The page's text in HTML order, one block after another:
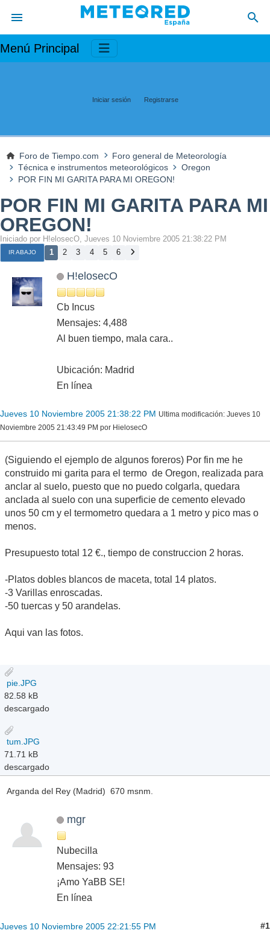
Menú Principal
Iniciar sesión Registrarse
Foro de Tiempo.com
Foro general de Meteorología
Técnica e instrumentos meteorológicos
Oregon
POR FIN MI GARITA PARA MI OREGON!
POR FIN MI GARITA PARA MI
OREGON!
Iniciado por H!elosecO, Jueves 10 Noviembre 2005 21:38:22 PM
IR ABAJO 1 2 3 4 5 6
H!elosecO
Cb Incus
Mensajes: 4,488
Al buen tiempo, mala cara..
Ubicación: Madrid
En línea
Jueves 10 Noviembre 2005 21:38:22 PM Ultima modificación: Jueves 10
Noviembre 2005 21:43:49 PM por HielosecO
(Siguiendo el ejemplo de algunos foreros) Por fin me he
construido mi garita para el termo de Oregon, realizada para
anclar al suelo, puesto que no puedo colgarla, quedara
anclada al suelo con una superficie de cemento elevado
unos 50 cm y el termometro quedara a 1 metro y pico mas o
menos.
Presupuesto total 12 €., tiempo de construccion 2 horas.
-Platos dobles blancos de maceta, total 14 platos.
-3 Varillas enroscadas.
-50 tuercas y 50 arandelas.
Aqui van las fotos.
pie.JPG
82.58 kB
descargado
tum.JPG
71.71 kB
descargado
Arganda del Rey (Madrid) 670 msnm.
mgr
Nubecilla
Mensajes: 93
¡Amo YaBB SE!
En línea
Jueves 10 Noviembre 2005 22:21:55 PM #1